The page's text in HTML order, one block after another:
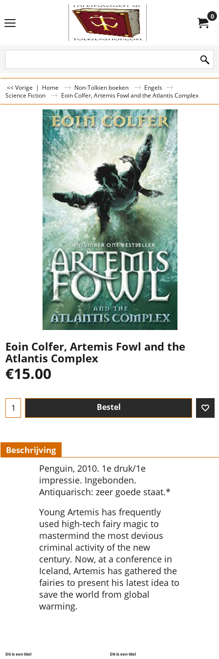
0
<< Vorige | Home Non-Tolkien boeken
Engels
Science Fiction
Eoin Colfer, Artemis Fowl and the Atlantis Complex
Eoin Colfer, Artemis Fowl and the
Atlantis Complex
€15.00
Bestel
Beschrijving
Penguin, 2010. 1e druk/1e
impressie. Ingebonden.
Antiquarisch: zeer goede staat.*
Young Artemis has frequently
used high-tech fairy magic to
mastermind the most devious
criminal activity of the new
century. Now, at a conference in
Iceland, Artemis has gathered the
fairies to present his latest idea to
save the world from global
warming.
Dit is een titel Dit is een titel